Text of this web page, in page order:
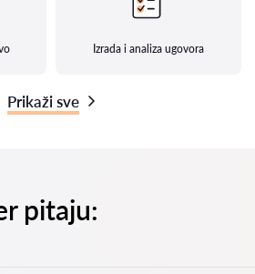
Izrada i analiza ugovora
Prikaži sve
pitaju: